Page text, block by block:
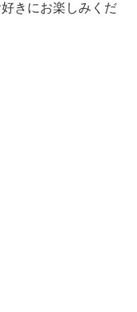
きにお楽しみくだ